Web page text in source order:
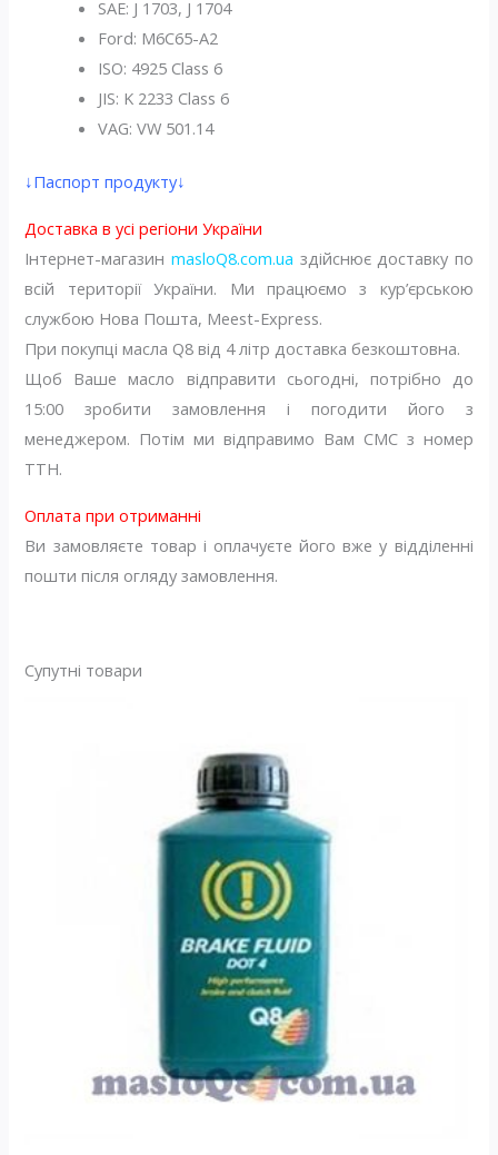
SAE: J 1703, J 1704
Ford: M6C65-A2
ISO: 4925 Class 6
JIS: K 2233 Class 6
VAG: VW 501.14
↓Паспорт продукту↓
Доставка в усі регіони України
Інтернет-магазин masloQ8.com.ua здійснює доставку по
всій території України. Ми працюємо з кур’єрською
службою Нова Пошта, Meest-Express.
При покупці масла Q8 від 4 літр доставка безкоштовна.
Щоб Ваше масло відправити сьогодні, потрібно до
15:00 зробити замовлення і погодити його з
менеджером. Потім ми відправимо Вам СМС з номер
ТТН.
Оплата при отриманні
Ви замовляєте товар і оплачуєте його вже у відділенні
пошти після огляду замовлення.
Супутні товари